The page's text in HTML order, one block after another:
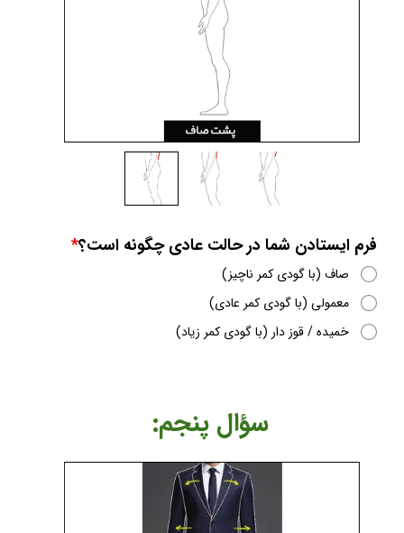
​​​​سؤال پنجم:
فرم ایستادن شما در حالت عادی چگونه است؟
صاف (با گودی کمر ناچیز)
معمولی (با گودی کمر عادی)
خمیده / قوز دار (با گودی کمر زیاد)